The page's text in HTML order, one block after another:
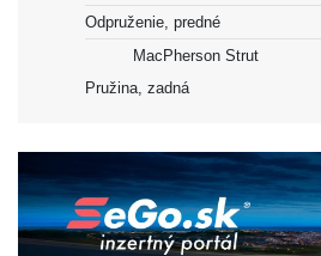
Odpruženie, predné
MacPherson Strut
Pružina, zadná